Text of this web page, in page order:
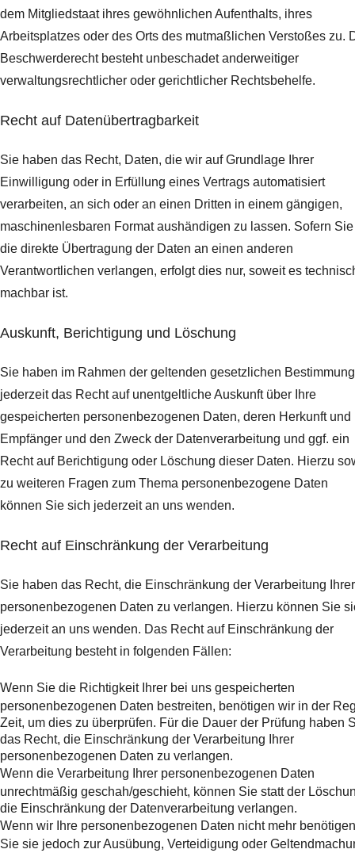
dem Mitgliedstaat ihres gewöhnlichen Aufenthalts, ihres
Arbeitsplatzes oder des Orts des mutmaßlichen Verstoßes zu.
Beschwerderecht besteht unbeschadet anderweitiger
verwaltungsrechtlicher oder gerichtlicher Rechtsbehelfe.
Recht auf Daten­übertrag­barkeit
Sie haben das Recht, Daten, die wir auf Grundlage Ihrer
Einwilligung oder in Erfüllung eines Vertrags automatisiert
verarbeiten, an sich oder an einen Dritten in einem gängigen,
maschinenlesbaren Format aushändigen zu lassen. Sofern Sie
die direkte Übertragung der Daten an einen anderen
Verantwortlichen verlangen, erfolgt dies nur, soweit es
machbar ist.
Auskunft, Berichtigung und Löschung
Sie haben im Rahmen der geltenden gesetzlichen
jederzeit das Recht auf unentgeltliche Auskunft über Ihre
gespeicherten personenbezogenen Daten, deren Herkunft und
Empfänger und den Zweck der Datenverarbeitung und ggf. ein
Recht auf Berichtigung oder Löschung dieser Daten. Hierzu
zu weiteren Fragen zum Thema personenbezogene Daten
können Sie sich jederzeit an uns wenden.
Recht auf Einschränkung der Verarbeitung
Sie haben das Recht, die Einschränkung der Verarbeitung Ihrer
personenbezogenen Daten zu verlangen. Hierzu können Sie
jederzeit an uns wenden. Das Recht auf Einschränkung der
Verarbeitung besteht in folgenden Fällen:
Wenn Sie die Richtigkeit Ihrer bei uns gespeicherten
personenbezogenen Daten bestreiten, benötigen wir in der
Zeit, um dies zu überprüfen. Für die Dauer der Prüfung haben
das Recht, die Einschränkung der Verarbeitung Ihrer
personenbezogenen Daten zu verlangen.
Wenn die Verarbeitung Ihrer personenbezogenen Daten
unrechtmäßig geschah/geschieht, können Sie statt der
die Einschränkung der Datenverarbeitung verlangen.
Wenn wir Ihre personenbezogenen Daten nicht mehr
Sie sie jedoch zur Ausübung, Verteidigung oder